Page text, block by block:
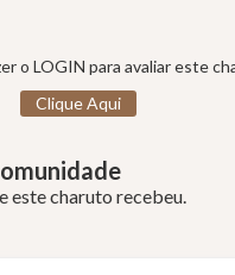
o LOGIN para avaliar este
Clique Aqui
este charuto recebeu.